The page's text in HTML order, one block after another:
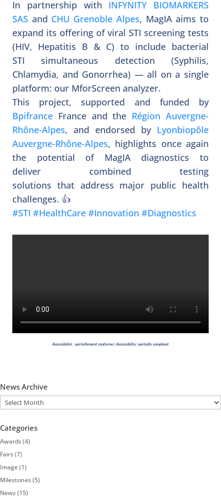
In partnership with
INFYNITY BIOMARKERS
SAS and CHU Grenoble Alpes, MagIA aims to
expand its offering of viral STI screening tests
(HIV, Hepatitis B & C) to include bacterial
STI simultaneous detection (Syphilis,
Chlamydia, and Gonorrhea) — all on a single
platform: our MforScreen analyzer.
This project, supported and funded by
Bpifrance France and the Région Auvergne-
Rhône-Alpes, and endorsed by Lyonbiopôle
Auvergne-Rhône-Alpes, highlights once again
the potential of MagIA diagnostics to
deliver combined testing
solutions that address major public health
challenges. 👍
#STI #HealthCare #Innovation #Diagnostics
Accessibilité : partiellement conforme | Accessibility: partially compliant
News Archive
News
Archive
Categories
Awards(4)
Fairs(7)
Image(1)
Milestones(5)
News(15)